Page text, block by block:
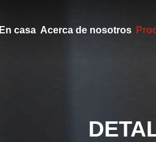
En casa Acerca de nosotros